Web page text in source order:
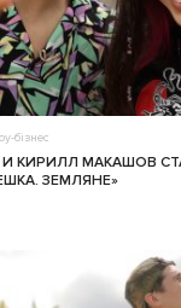
бізнес
И КИРИЛЛ МАКАШОВ
ЗЕМЛЯНЕ»